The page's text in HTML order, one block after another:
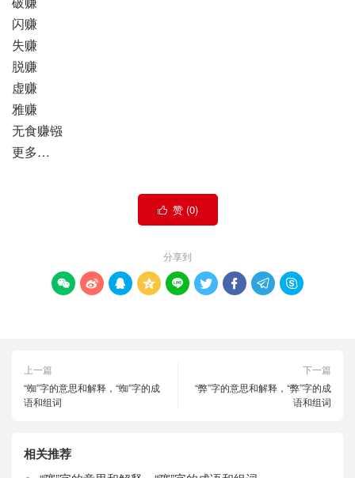
闪赚
失赚
脱赚
虚赚
雅赚
无食赚镪
更多…
 赞 (0)
分享到
        
上一篇
“蜘”字的意思和解释，“蜘”字的成
语和组词
下一篇
“弊”字的意思和解释，“弊”字的成
语和组词
相关推荐